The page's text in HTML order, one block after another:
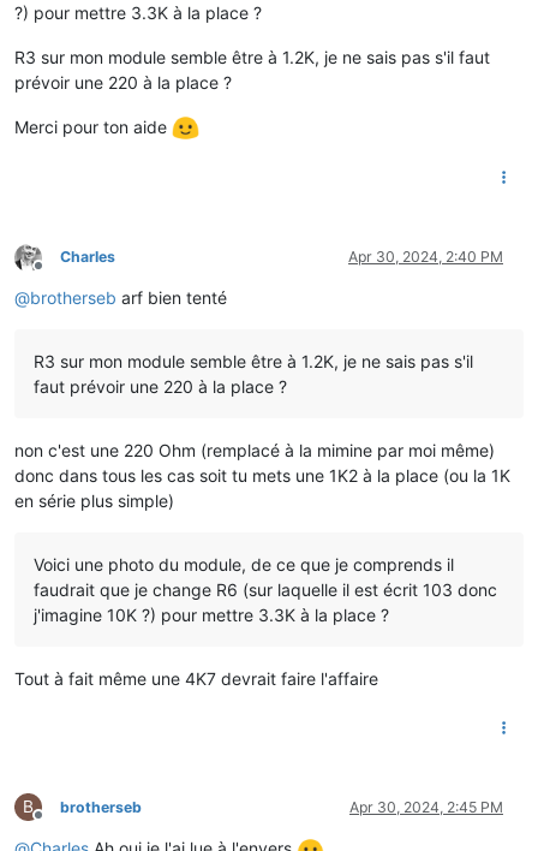
?) pour mettre 3.3K à la place ?
R3 sur mon module semble être à 1.2K, je ne sais pas s'il faut
prévoir une 220 à la place ?
Merci pour ton aide
Offline
Charles Apr 30, 2024, 2:40 PM
@brotherseb arf bien tenté
R3 sur mon module semble être à 1.2K, je ne sais pas s'il
faut prévoir une 220 à la place ?
non c'est une 220 Ohm (remplacé à la mimine par moi même)
donc dans tous les cas soit tu mets une 1K2 à la place (ou la 1K
en série plus simple)
Voici une photo du module, de ce que je comprends il
faudrait que je change R6 (sur laquelle il est écrit 103 donc
j'imagine 10K ?) pour mettre 3.3K à la place ?
Tout à fait même une 4K7 devrait faire l'affaire
B
Offline
brotherseb Apr 30, 2024, 2:45 PM